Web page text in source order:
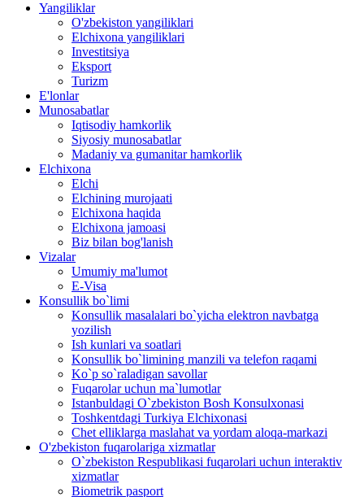
Yangiliklar
O'zbekiston yangiliklari
Elchixona yangiliklari
Investitsiya
Eksport
Turizm
E'lonlar
Munosabatlar
Iqtisodiy hamkorlik
Siyosiy munosabatlar
Madaniy va gumanitar hamkorlik
Elchixona
Elchi
Elchining murojaati
Elchixona haqida
Elchixona jamoasi
Biz bilan bog'lanish
Vizalar
Umumiy ma'lumot
E-Visa
Konsullik bo`limi
Konsullik masalalari bo`yicha elektron navbatga
yozilish
Ish kunlari va soatlari
Konsullik bo`limining manzili va telefon raqami
Ko`p so`raladigan savollar
Fuqarolar uchun ma`lumotlar
Istanbuldagi O`zbekiston Bosh Konsulxonasi
Toshkentdagi Turkiya Elchixonasi
Chet elliklarga maslahat va yordam aloqa-markazi
O'zbekiston fuqarolariga xizmatlar
O`zbekiston Respublikasi fuqarolari uchun interaktiv
xizmatlar
Biometrik pasport